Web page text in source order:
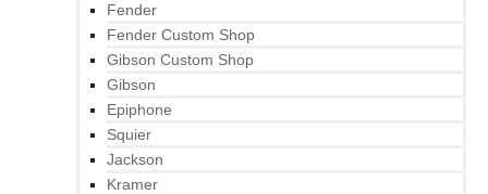
Fender
Fender Custom Shop
Gibson Custom Shop
Gibson
Epiphone
Squier
Jackson
Kramer